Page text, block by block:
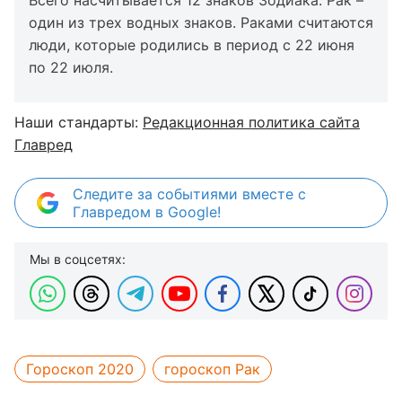
один из трех водных знаков. Раками считаются
люди, которые родились в период с 22 июня
по 22 июля.
Наши стандарты: Редакционная политика сайта
Главред
Следите за событиями вместе с
Главредом в Google!
Мы в соцсетях:
Гороскоп 2020 гороскоп Рак